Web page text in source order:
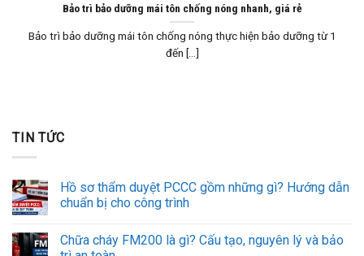
Bảo trì bảo dưỡng mái tôn chống nóng nhanh, giá rẻ
Bảo trì bảo dưỡng mái tôn chống nóng thực hiện bảo dưỡng từ 1
đến [...]
TIN TỨC
Hồ sơ thẩm duyệt PCCC gồm những gì? Hướng dẫn
chuẩn bị cho công trình
Chữa cháy FM200 là gì? Cấu tạo, nguyên lý và bảo